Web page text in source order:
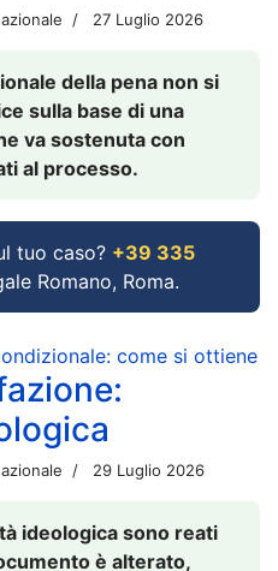
27 Luglio 2026
della pena non si
sulla base di una
va sostenuta con
al processo.
tuo caso? +39 335
Romano, Roma.
come si ottiene
29 Luglio 2026
ideologica sono reati
è alterato,